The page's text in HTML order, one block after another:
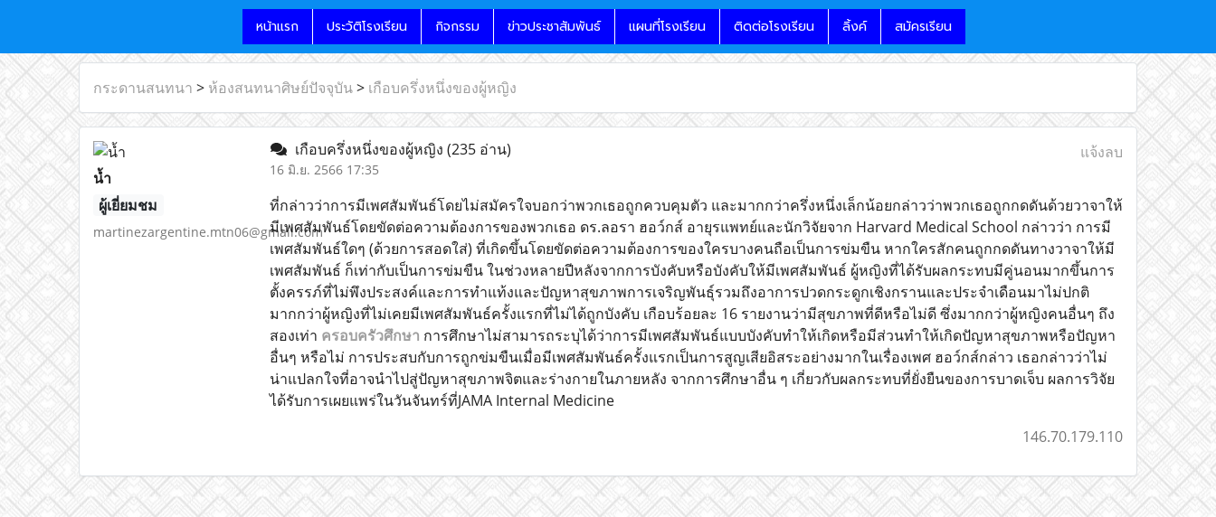
หน้าแรก ประวัติโรงเรียน กิจกรรม ข่าวประชาสัมพันธ์ แผนที่โรงเรียน ติดต่อโรงเรียน ลิ้งค์ สมัครเรียน
กระดานสนทนา > ห้องสนทนาศิษย์ปัจจุบัน> เกือบครึ่งหนึ่งของผู้หญิง
น้ำ
ผู้เยี่ยมชม
martinezargentine.mtn06@gmail.com
เกือบครึ่งหนึ่งของผู้หญิง (235 อ่าน)
16 มิ.ย. 2566 17:35
แจ้งลบ
ที่กล่าวว่าการมีเพศสัมพันธ์โดยไม่สมัครใจบอกว่าพวกเธอถูกควบคุมตัว และมากกว่าครึ่งหนึ่งเล็กน้อยกล่าวว่าพวกเธอถูกกดดันด้วยวาจาให้
มีเพศสัมพันธ์โดยขัดต่อความต้องการของพวกเธอ ดร.ลอรา ฮอว์กส์ อายุรแพทย์และนักวิจัยจาก Harvard Medical School กล่าวว่า การมี
เพศสัมพันธ์ใดๆ (ด้วยการสอดใส่) ที่เกิดขึ้นโดยขัดต่อความต้องการของใครบางคนถือเป็นการข่มขืน หากใครสักคนถูกกดดันทางวาจาให้มี
เพศสัมพันธ์ ก็เท่ากับเป็นการข่มขืน ในช่วงหลายปีหลังจากการบังคับหรือบังคับให้มีเพศสัมพันธ์ ผู้หญิงที่ได้รับผลกระทบมีคู่นอนมากขึ้นการ
ตั้งครรภ์ที่ไม่พึงประสงค์และการทำแท้งและปัญหาสุขภาพการเจริญพันธุ์รวมถึงอาการปวดกระดูกเชิงกรานและประจำเดือนมาไม่ปกติ
มากกว่าผู้หญิงที่ไม่เคยมีเพศสัมพันธ์ครั้งแรกที่ไม่ได้ถูกบังคับ เกือบร้อยละ 16 รายงานว่ามีสุขภาพที่ดีหรือไม่ดี ซึ่งมากกว่าผู้หญิงคนอื่นๆ ถึง
สองเท่า ครอบครัวศึกษา การศึกษาไม่สามารถระบุได้ว่าการมีเพศสัมพันธ์แบบบังคับทำให้เกิดหรือมีส่วนทำให้เกิดปัญหาสุขภาพหรือปัญหา
อื่นๆ หรือไม่ การประสบกับการถูกข่มขืนเมื่อมีเพศสัมพันธ์ครั้งแรกเป็นการสูญเสียอิสระอย่างมากในเรื่องเพศ ฮอว์กส์กล่าว เธอกล่าวว่าไม่
น่าแปลกใจที่อาจนำไปสู่ปัญหาสุขภาพจิตและร่างกายในภายหลัง จากการศึกษาอื่น ๆ เกี่ยวกับผลกระทบที่ยั่งยืนของการบาดเจ็บ ผลการวิจัย
ได้รับการเผยแพร่ในวันจันทร์ที่JAMA Internal Medicine
146.70.179.110